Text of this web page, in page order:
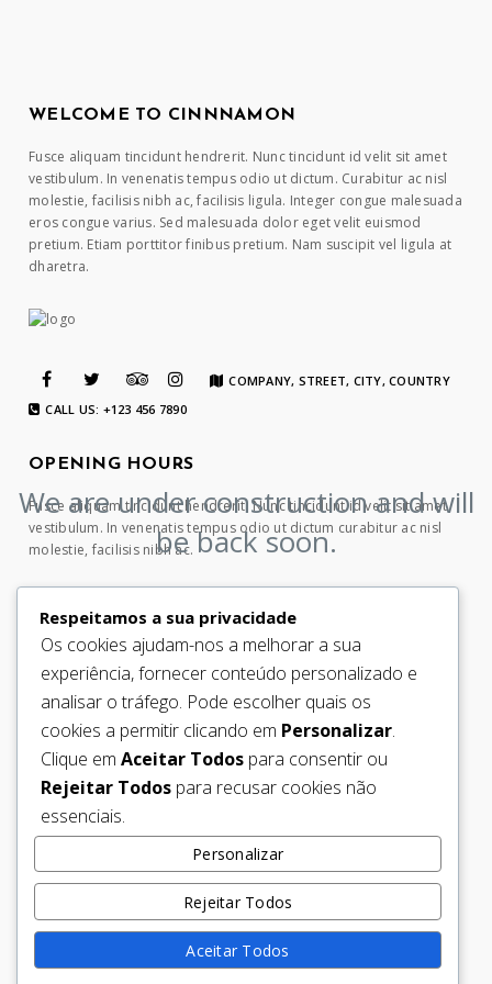
We are under construction and will
be back soon.
WELCOME TO CINNNAMON
Fusce aliquam tincidunt hendrerit. Nunc tincidunt id velit sit amet
vestibulum. In venenatis tempus odio ut dictum. Curabitur ac nisl
molestie, facilisis nibh ac, facilisis ligula. Integer congue malesuada
eros congue varius. Sed malesuada dolor eget velit euismod
pretium. Etiam porttitor finibus pretium. Nam suscipit vel ligula at
dharetra.
COMPANY, STREET, CITY, COUNTRY
CALL US: +123 456 7890
OPENING HOURS
Fusce aliquam tincidunt hendrerit. Nunc tincidunt id velit sit amet
vestibulum. In venenatis tempus odio ut dictum curabitur ac nisl
molestie, facilisis nibh ac.
Mon to Sun 12:00 to 15:00
Mon to Thur
18:00 to 22:30
Fri & Sat
17:30 to 22:30
Sunday
18:00 to 21:30
Book online or give us a call on 020 3375 1515 between 9.30am–
6pm on weekdays, and between 12pm–5pm on weekends.
Respeitamos a sua privacidade
Os cookies ajudam-nos a melhorar a sua
experiência, fornecer conteúdo personalizado e
analisar o tráfego. Pode escolher quais os
cookies a permitir clicando em Personalizar.
Clique em Aceitar Todos para consentir ou
Rejeitar Todos para recusar cookies não
essenciais.
Personalizar
Rejeitar Todos
Aceitar Todos